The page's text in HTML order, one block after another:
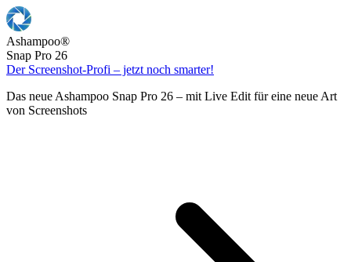
Ashampoo®
Snap Pro 26
Der Screenshot-Profi – jetzt noch smarter!
Das neue Ashampoo Snap Pro 26 – mit Live Edit für eine neue Art
von Screenshots